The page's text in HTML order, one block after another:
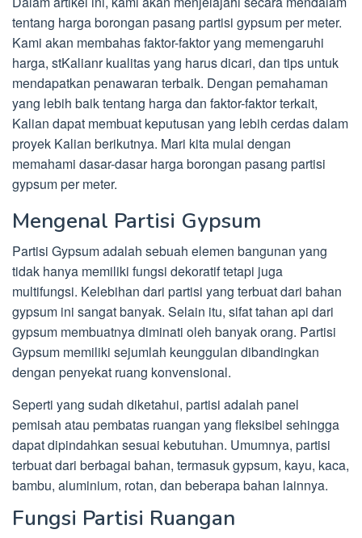
tentang harga borongan pasang partisi gypsum per meter.
Kami akan membahas faktor-faktor yang memengaruhi
harga, stKalianr kualitas yang harus dicari, dan tips untuk
mendapatkan penawaran terbaik. Dengan pemahaman
yang lebih baik tentang harga dan faktor-faktor terkait,
Kalian dapat membuat keputusan yang lebih cerdas dalam
proyek Kalian berikutnya. Mari kita mulai dengan
memahami dasar-dasar harga borongan pasang partisi
gypsum per meter.
Mengenal Partisi Gypsum
Partisi Gypsum adalah sebuah elemen bangunan yang
tidak hanya memiliki fungsi dekoratif tetapi juga
multifungsi. Kelebihan dari partisi yang terbuat dari bahan
gypsum ini sangat banyak. Selain itu, sifat tahan api dari
gypsum membuatnya diminati oleh banyak orang. Partisi
Gypsum memiliki sejumlah keunggulan dibandingkan
dengan penyekat ruang konvensional.
Seperti yang sudah diketahui, partisi adalah panel
pemisah atau pembatas ruangan yang fleksibel sehingga
dapat dipindahkan sesuai kebutuhan. Umumnya, partisi
terbuat dari berbagai bahan, termasuk gypsum, kayu, kaca,
bambu, aluminium, rotan, dan beberapa bahan lainnya.
Fungsi Partisi Ruangan